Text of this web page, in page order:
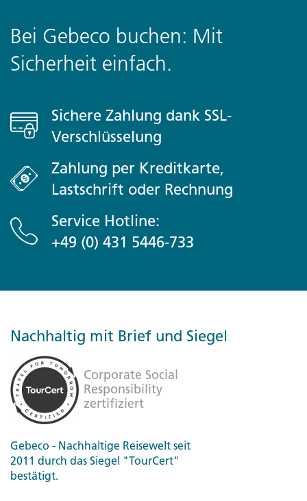
Day 6 Funchal
Abreise zu jeder Zeit möglich
Detailed Itinerary
Day 1 Santana
Day 2 Santana
Bei Gebeco buchen: Mit
Sicherheit einfach.
Sichere Zahlung dank SSL-
Verschlüsselung
Zahlung per Kreditkarte,
Lastschrift oder Rechnung
Service Hotline:
+49 (0) 431 5446-733
Nachhaltig mit Brief und Siegel
Gebeco - Nachhaltige Reisewelt seit
2011 durch das Siegel "TourCert"
bestätigt.